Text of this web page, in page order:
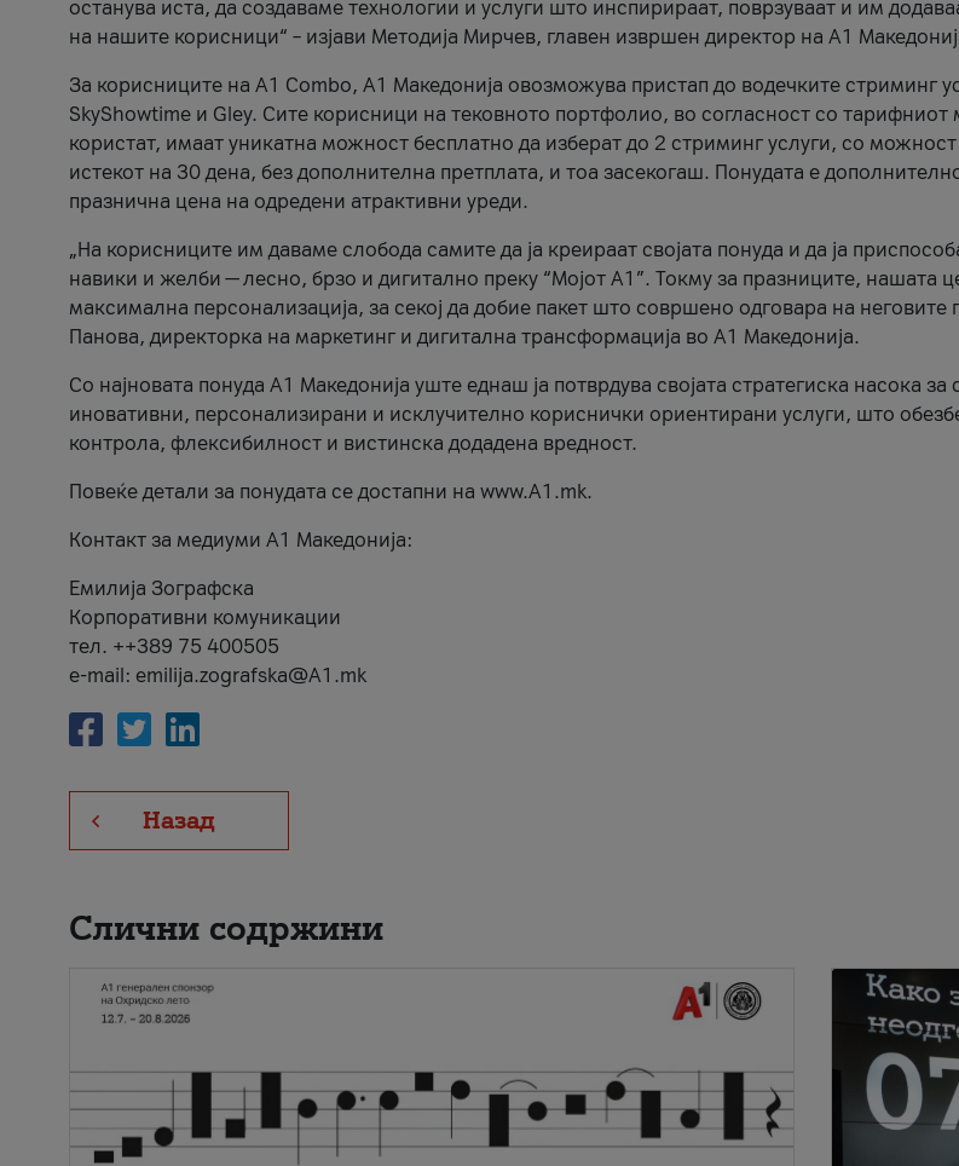
останува иста, да создаваме технологии и услуги што инспирираат, поврзуваат и им
на нашите корисници“ – изјави Методија Мирчев, главен извршен директор на А1
За корисниците на A1 Combo, А1 Македонија овозможува пристап до водечките стриминг
SkyShowtime и Gley. Сите корисници на тековното портфолио, во согласност со тарифниот
користат, имаат уникатна можност бесплатно да изберат до 2 стриминг услуги, со
истекот на 30 дена, без дополнителна претплата, и тоа засекогаш. Понудата е
празнична цена на одредени атрактивни уреди.
„На корисниците им даваме слобода самите да ја креираат својата понуда и да ја
навики и желби — лесно, брзо и дигитално преку “Мојот А1”. Токму за празниците, нашата
максимална персонализација, за секој да добие пакет што совршено одговара на неговите
Панова, директорка на маркетинг и дигитална трансформација во А1 Македонија.
Со најновата понуда А1 Македонија уште еднаш ја потврдува својата стратегиска насока за
иновативни, персонализирани и исклучително кориснички ориентирани услуги, што
контрола, флексибилност и вистинска додадена вредност.
Повеќе детали за понудата се достапни на www.А1.mk.
Контакт за медиуми А1 Македонија:
Емилија Зографска
Корпоративни комуникации
тел. ++389 75 400505
e-mail: emilija.zografska@A1.mk
Назад
Слични содржини